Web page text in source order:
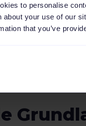
to personalise
about your use of our
that you’ve